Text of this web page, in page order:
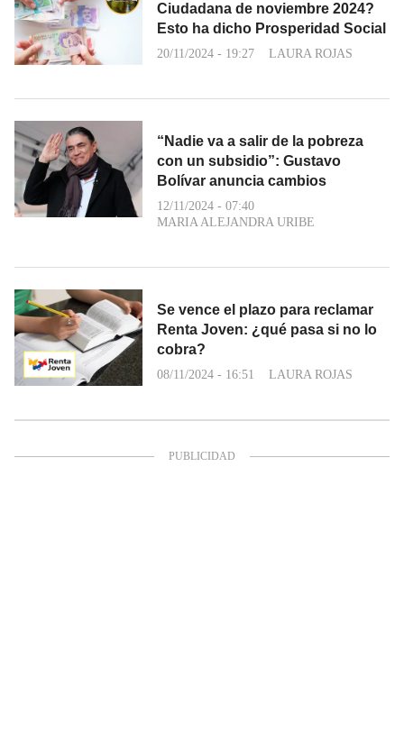
Ciudadana de noviembre 2024?
Esto ha dicho Prosperidad Social
20/11/2024 - 19:27 LAURA ROJAS
“Nadie va a salir de la pobreza
con un subsidio”: Gustavo
Bolívar anuncia cambios
12/11/2024 - 07:40
MARIA ALEJANDRA URIBE
Se vence el plazo para reclamar
Renta Joven: ¿qué pasa si no lo
cobra?
08/11/2024 - 16:51 LAURA ROJAS